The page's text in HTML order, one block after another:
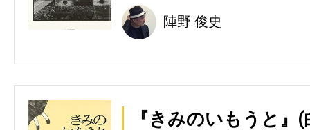
陣野 俊史
『きみのいもうと』